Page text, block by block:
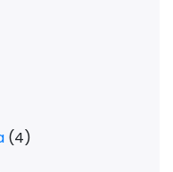
(4)